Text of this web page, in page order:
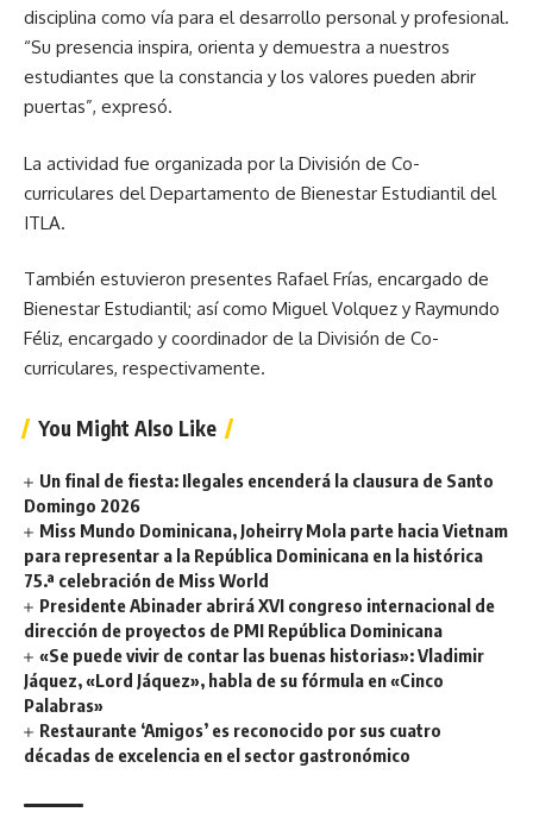
disciplina como vía para el desarrollo personal y profesional.
“Su presencia inspira, orienta y demuestra a nuestros
estudiantes que la constancia y los valores pueden abrir
puertas”, expresó.
La actividad fue organizada por la División de Co-
curriculares del Departamento de Bienestar Estudiantil del
ITLA.
También estuvieron presentes Rafael Frías, encargado de
Bienestar Estudiantil; así como Miguel Volquez y Raymundo
Féliz, encargado y coordinador de la División de Co-
curriculares, respectivamente.
You Might Also Like
Un final de fiesta: Ilegales encenderá la clausura de Santo
Domingo 2026
Miss Mundo Dominicana, Joheirry Mola parte hacia Vietnam
para representar a la República Dominicana en la histórica
75.ª celebración de Miss World
Presidente Abinader abrirá XVI congreso internacional de
dirección de proyectos de PMI República Dominicana
«Se puede vivir de contar las buenas historias»: Vladimir
Jáquez, «Lord Jáquez», habla de su fórmula en «Cinco
Palabras»
Restaurante ‘Amigos’ es reconocido por sus cuatro
décadas de excelencia en el sector gastronómico